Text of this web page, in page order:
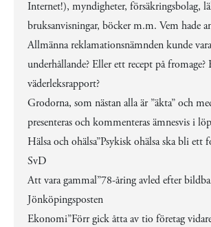
Internet!), myndigheter, försäkringsbolag,
bruksanvisningar, böcker m.m. Vem hade
Allmänna reklamationsnämnden kunde
underhållande? Eller ett recept på fromage?
väderleksrapport?
Grodorna, som nästan alla är ”äkta” och
presenteras och kommenteras ämnesvis i
Hälsa och ohälsa”Psykisk ohälsa ska bli ett
SvD
Att vara gammal”78-åring avled efter
Jönköpingsposten
Ekonomi”Förr gick åtta av tio företag